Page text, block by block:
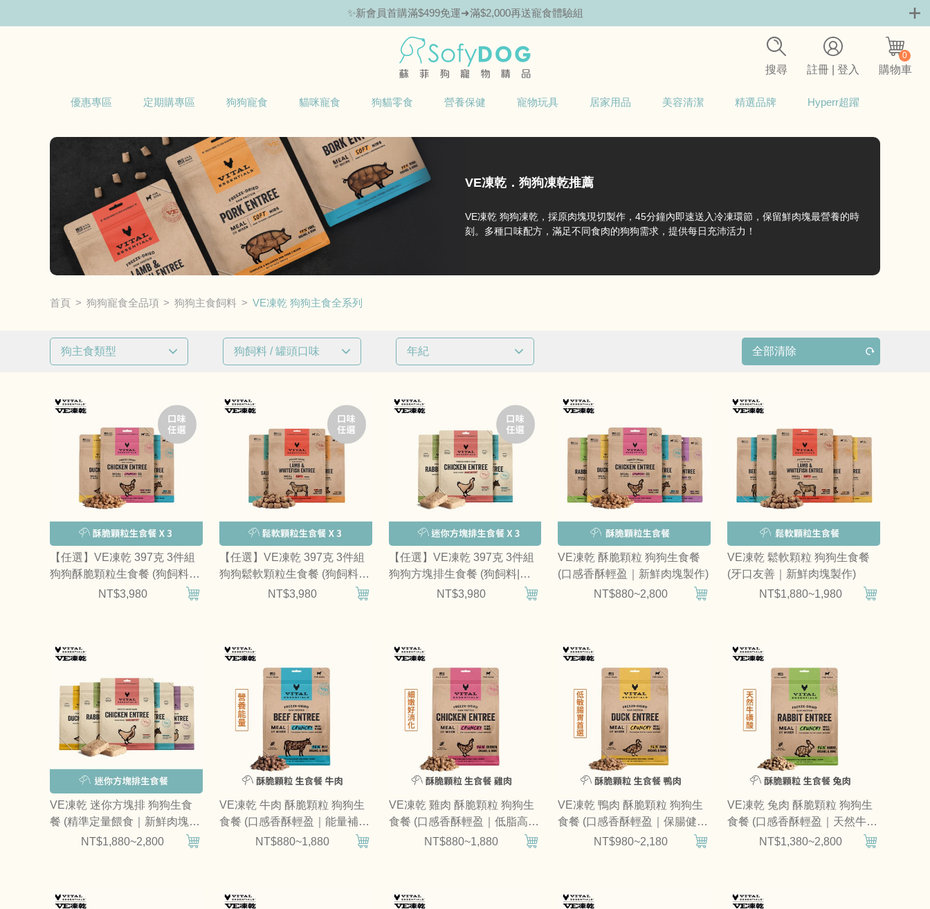
✨新會員首購滿$499免運➜滿$2,000再送寵食體驗組
搜尋 註冊 | 登入
0
購物車
優惠專區 定期購專區 狗狗寵食 貓咪寵食 狗貓零食 營養保健 寵物玩具 居家用品 美容清潔 精選品牌 Hyperr超躍
VE凍乾．狗狗凍乾推薦
VE凍乾 狗狗凍乾，採原肉塊現切製作，45分鐘內即速送入冷凍環節，保留鮮肉塊最營養的時
刻。多種口味配方，滿足不同食肉的狗狗需求，提供每日充沛活力！
首頁 狗狗寵食全品項 狗狗主食飼料 VE凍乾 狗狗主食全系列
狗主食類型
凍乾生食
狗飼料 / 罐頭口味
牛肉
羊肉
豬肉
魚類
鴨肉
年紀
全齡犬
全部清除
【任選】VE凍乾 397克 3件組
狗狗酥脆顆粒生食餐 (狗飼料|
NT$3,980
【任選】VE凍乾 397克 3件組
狗狗鬆軟顆粒生食餐 (狗飼料|
NT$3,980
【任選】VE凍乾 397克 3件組
狗狗方塊排生食餐 (狗飼料|冷
NT$3,980
VE凍乾 酥脆顆粒 狗狗生食餐
(口感香酥輕盈｜新鮮肉塊製作)
NT$880~2,800
VE凍乾 鬆軟顆粒 狗狗生食餐
(牙口友善｜新鮮肉塊製作)
NT$1,880~1,980
VE凍乾 迷你方塊排 狗狗生食
餐 (精準定量餵食｜新鮮肉塊製
NT$1,880~2,800
VE凍乾 牛肉 酥脆顆粒 狗狗生
食餐 (口感香酥輕盈｜能量補
NT$880~1,880
VE凍乾 雞肉 酥脆顆粒 狗狗生
食餐 (口感香酥輕盈｜低脂高蛋
NT$880~1,880
VE凍乾 鴨肉 酥脆顆粒 狗狗生
食餐 (口感香酥輕盈｜保腸健
NT$980~2,180
VE凍乾 兔肉 酥脆顆粒 狗狗生
食餐 (口感香酥輕盈｜天然牛磺
NT$1,380~2,800